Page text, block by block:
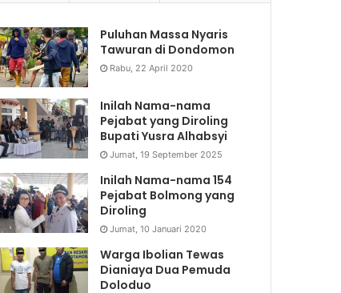
Puluhan Massa Nyaris
Tawuran di Dondomon
Rabu, 22 April 2020
Inilah Nama-nama
Pejabat yang Diroling
Bupati Yusra Alhabsyi
Jumat, 19 September 2025
Inilah Nama-nama 154
Pejabat Bolmong yang
Diroling
Jumat, 10 Januari 2020
Warga Ibolian Tewas
Dianiaya Dua Pemuda
Doloduo